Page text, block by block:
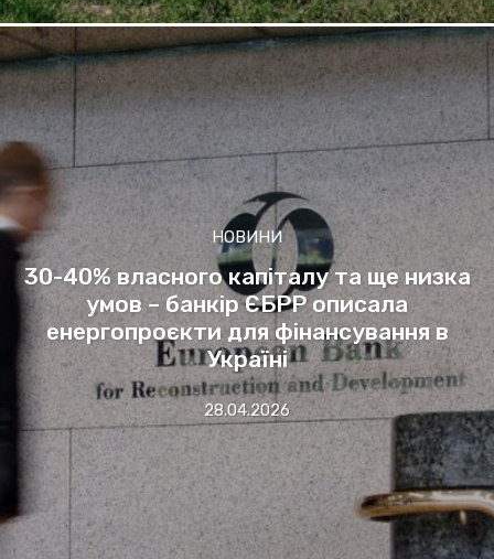
НОВИНИ
30-40% власного капіталу та ще низка
умов – банкір ЄБРР описала
енергопроєкти для фінансування в
Україні
28.04.2026